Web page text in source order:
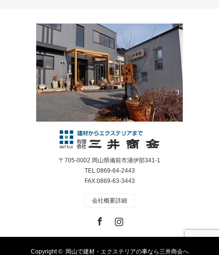
〒705-0002 岡山県備前市浦伊部341-1
TEL:0869-64-2443
FAX:0869-63-3443
会社概要詳細
Copyright © 岡山で建材・エクステリアの事なら三井商会へ